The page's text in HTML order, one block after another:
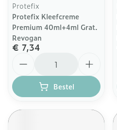
Protefix
Protefix Kleefcreme
Premium 40ml+4ml Grat.
Revogan
€ 7,34
Bestel